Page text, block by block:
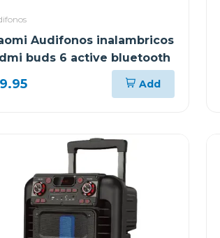
Audifonos inalambricos
buds 6 active bluetooth
Add